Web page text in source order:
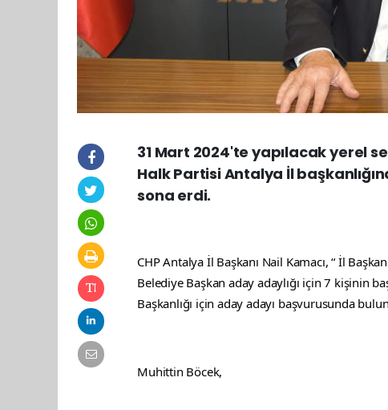
31 Mart 2024'te yapılacak yerel
Halk Partisi Antalya İl
sona erdi.
CHP Antalya İl Başkanı Nail Kamacı, “ İl
Belediye Başkan aday adaylığı için 7 kişinin
Başkanlığı için aday adayı başvurusunda
Muhittin Böcek,